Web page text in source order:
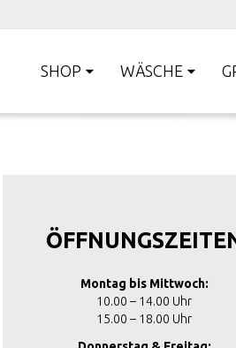
Montag bis Mittwoch:
10.00 – 14.00 Uhr
15.00 – 18.00 Uhr
SHOP WÄSCHE